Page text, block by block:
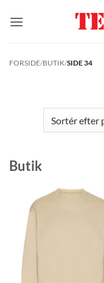
FORSIDE/BUTIK/SIDE 34
Butik